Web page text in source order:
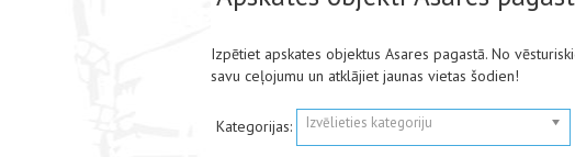
Izpētiet apskates objektus Asares pagastā. No
savu ceļojumu un atklājiet jaunas vietas šodien!
Kategorijas: Izvēlieties kategoriju